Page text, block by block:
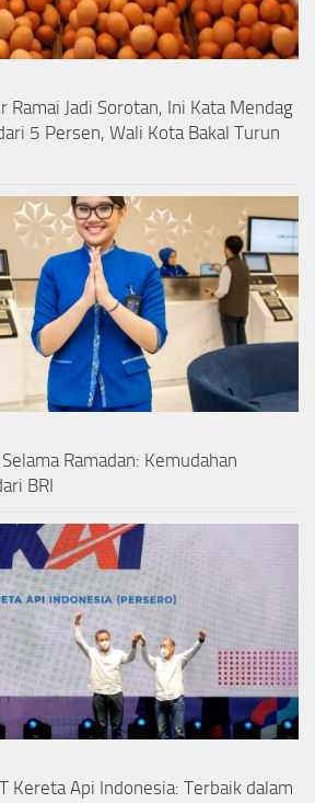
Ramai Jadi Sorotan, Ini Kata Mendag
5 Persen, Wali Kota Bakal Turun
Ramadan: Kemudahan
BRI
Kereta Api Indonesia: Terbaik dalam